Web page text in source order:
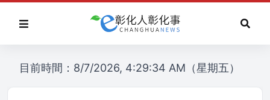
目前時間：8/7/2026, 4:29:34 AM（星期五）